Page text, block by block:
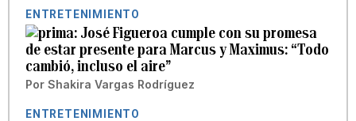
ENTRETENIMIENTO
José Figueroa cumple con su promesa
de estar presente para Marcus y Maximus: “Todo
cambió, incluso el aire”
Por Shakira Vargas Rodríguez
ENTRETENIMIENTO